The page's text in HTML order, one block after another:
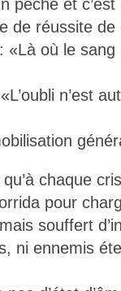
péché et
de réussite de
où le sang
n’est
chaque
pour
souffert
ni ennemis